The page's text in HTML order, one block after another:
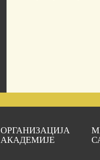
ОРГАНИЗАЦИЈА
АКАДЕМИЈЕ